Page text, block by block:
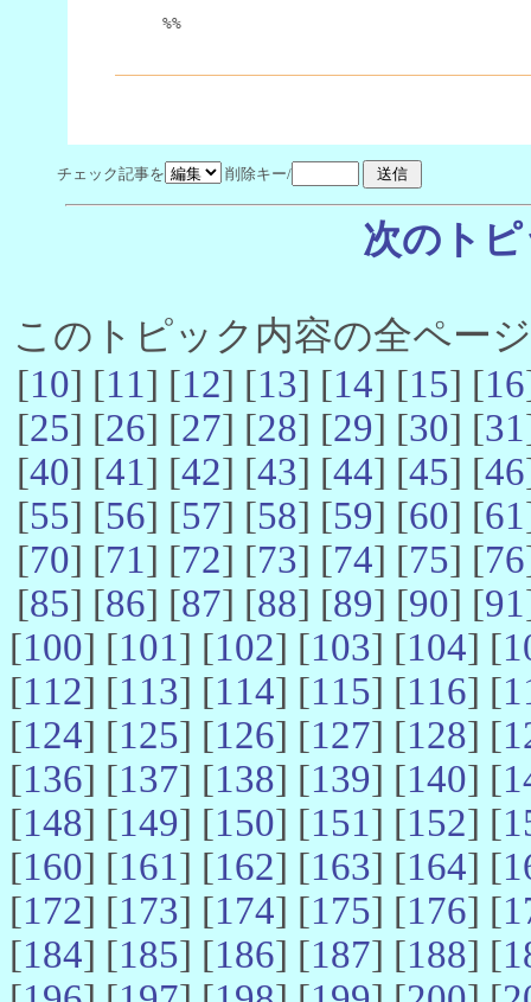
%%
チェック記事を 削除キー/
次のト
このトピック内容の全ペー
[10] [11] [12] [13] [14] [15] [16
[25] [26] [27] [28] [29] [30] [31
[40] [41] [42] [43] [44] [45] [46
[55] [56] [57] [58] [59] [60] [61
[70] [71] [72] [73] [74] [75] [76
[85] [86] [87] [88] [89] [90] [91
[100] [101] [102] [103] [104] [
[112] [113] [114] [115] [116] [
[124] [125] [126] [127] [128] [
[136] [137] [138] [139] [140] [
[148] [149] [150] [151] [152] [
[160] [161] [162] [163] [164] [
[172] [173] [174] [175] [176] [
[184] [185] [186] [187] [188] [